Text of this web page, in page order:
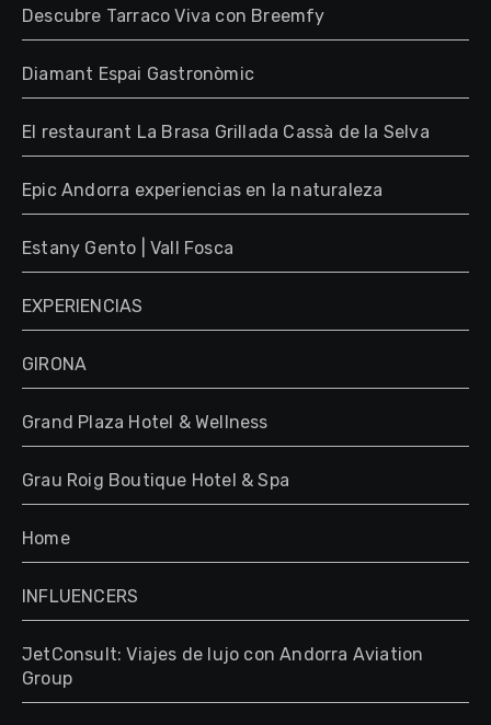
Descubre Tarraco Viva con Breemfy
Diamant Espai Gastronòmic
El restaurant La Brasa Grillada Cassà de la Selva
Epic Andorra experiencias en la naturaleza
Estany Gento | Vall Fosca
EXPERIENCIAS
GIRONA
Grand Plaza Hotel & Wellness
Grau Roig Boutique Hotel & Spa
Home
INFLUENCERS
JetConsult: Viajes de lujo con Andorra Aviation
Group